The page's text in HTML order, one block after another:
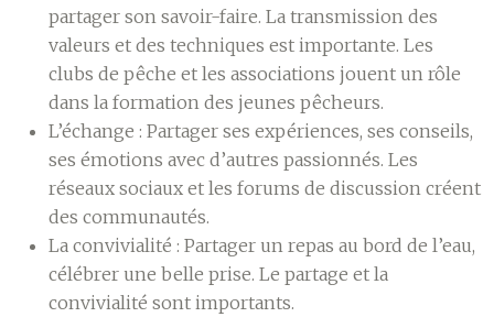
partager son savoir-faire. La transmission des
valeurs et des techniques est importante. Les
clubs de pêche et les associations jouent un rôle
dans la formation des jeunes pêcheurs.
L’échange : Partager ses expériences, ses conseils,
ses émotions avec d’autres passionnés. Les
réseaux sociaux et les forums de discussion créent
des communautés.
La convivialité : Partager un repas au bord de l’eau,
célébrer une belle prise. Le partage et la
convivialité sont importants.